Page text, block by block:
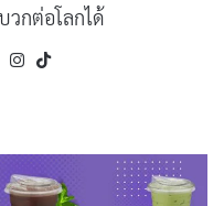
ออะไร? เริ่มต้นสู่โลกกาแฟ
ฮิต อร่อยในแบบต้นตำรับ เข้ม
วกต่อโลกได้
YouTubeInstagram